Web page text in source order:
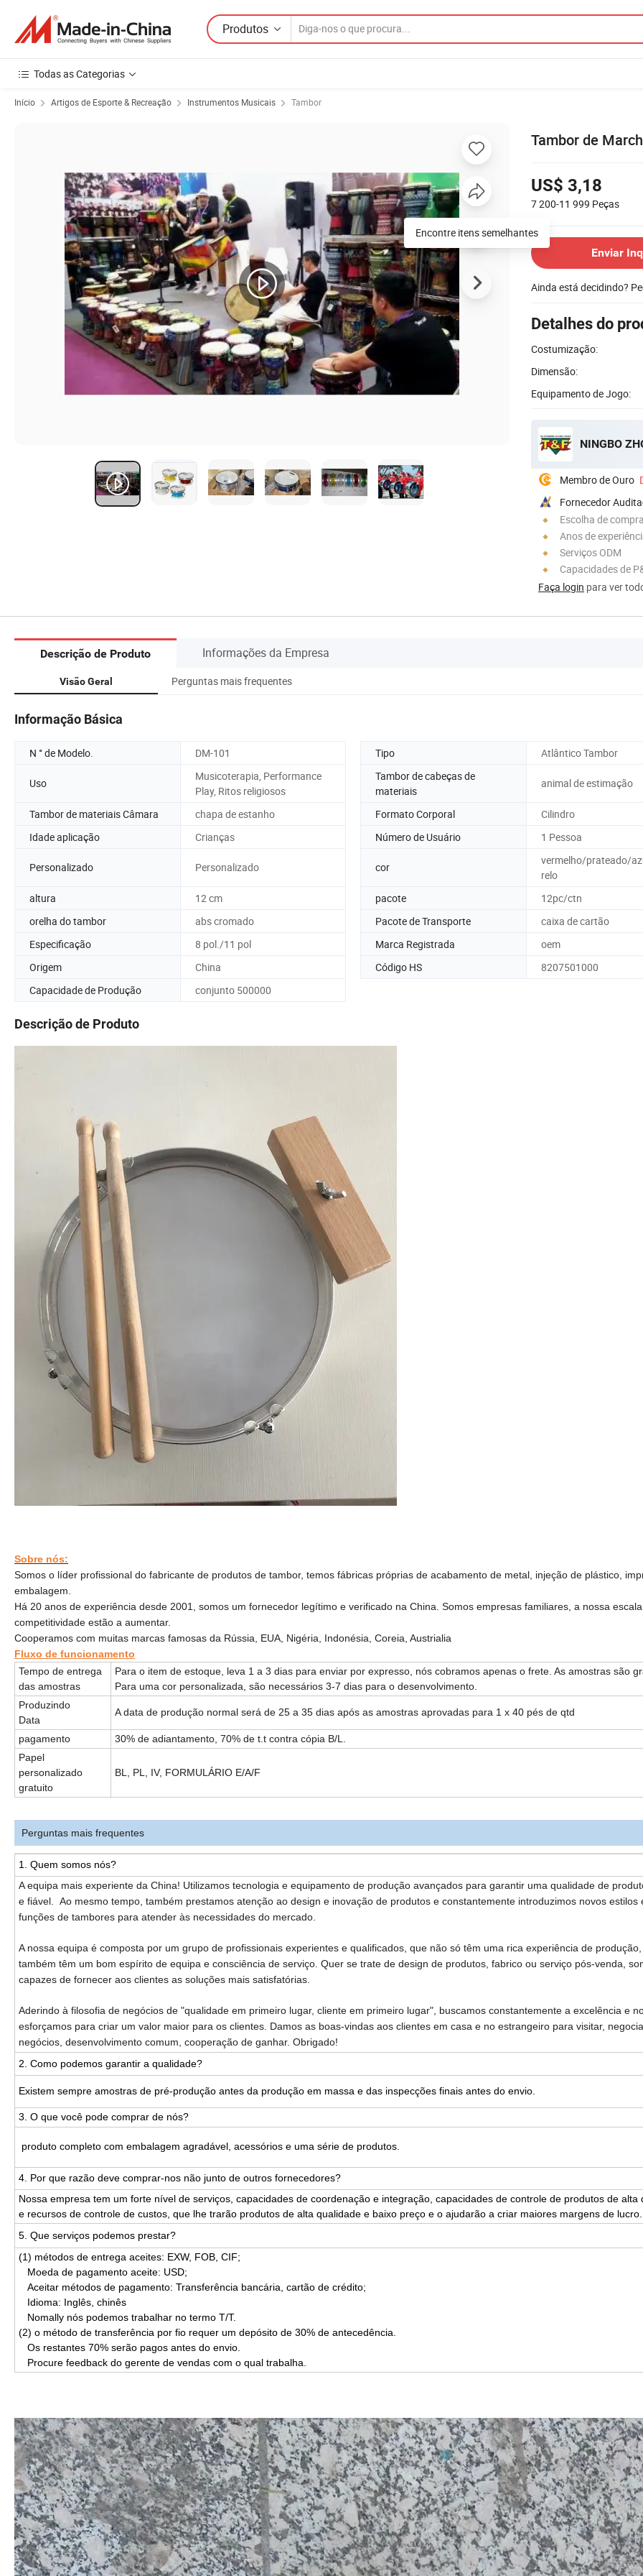
Produtos
Todas as Categorias
Início Artigos de Esporte & Recreação Instrumentos Musicais Tambor
Tambor de
US$ 3,18
7 200-11 999 Peças
Enviar
Ainda está decidindo?
Detalhes do
Costumização:
Dimensão:
Equipamento de Jogo:
NINGBO
Membro de Ouro
Fornecedor
Escolha de
Anos de
Serviços ODM
Capacidades de
Faça login para ver
Encontre itens semelhantes
Descrição de Produto Informações da Empresa
Visão Geral Perguntas mais frequentes
Informação Básica
N ° de Modelo. DM-101 Tipo Atlântico Tambor
Uso
Musicoterapia, Performance
Play, Ritos religiosos
Tambor de cabeças de
materiais
animal de estimação
Tambor de materiais Câmara chapa de estanho Formato Corporal
Cilindro
Idade aplicação
Crianças Número de Usuário 1 Pessoa
Personalizado Personalizado cor
vermelho/prateado/
relo
altura
12 cm pacote
12pc/ctn
orelha do tambor
abs cromado Pacote de Transporte
caixa de cartão
Especificação
8 pol./11 pol Marca Registrada
oem
Origem
China Código HS
8207501000
Capacidade de Produção
conjunto 500000
Descrição de Produto
Sobre nós:
Somos o líder profissional do fabricante de produtos de tambor, temos fábricas próprias de acabamento de metal, injeção de plástico,
embalagem.
Há 20 anos de experiência desde 2001, somos um fornecedor legítimo e verificado na China. Somos empresas familiares, a nossa
competitividade estão a aumentar.
Cooperamos com muitas marcas famosas da Rússia, EUA, Nigéria, Indonésia, Coreia, Austrialia
Fluxo de funcionamento
Tempo de entrega
das amostras
Para o item de estoque, leva 1 a 3 dias para enviar por expresso, nós cobramos apenas o frete. As amostras são
Para uma cor personalizada, são necessários 3-7 dias para o desenvolvimento.
Produzindo
Data
A data de produção normal será de 25 a 35 dias após as amostras aprovadas para 1 x 40 pés de qtd
pagamento
30% de adiantamento, 70% de t.t contra cópia B/L.
Papel
personalizado
gratuito
BL, PL, IV, FORMULÁRIO E/A/F
Perguntas mais frequentes
1. Quem somos nós?
A equipa mais experiente da China! Utilizamos tecnologia e equipamento de produção avançados para garantir uma qualidade de
e fiável. Ao mesmo tempo, também prestamos atenção ao design e inovação de produtos e constantemente introduzimos novos estilos
funções de tambores para atender às necessidades do mercado.
A nossa equipa é composta por um grupo de profissionais experientes e qualificados, que não só têm uma rica experiência de
também têm um bom espírito de equipa e consciência de serviço. Quer se trate de design de produtos, fabrico ou serviço pós-venda,
capazes de fornecer aos clientes as soluções mais satisfatórias.
Aderindo à filosofia de negócios de "qualidade em primeiro lugar, cliente em primeiro lugar", buscamos constantemente a excelência e
esforçamos para criar um valor maior para os clientes. Damos as boas-vindas aos clientes em casa e no estrangeiro para visitar,
negócios, desenvolvimento comum, cooperação de ganhar. Obrigado!
2. Como podemos garantir a qualidade?
Existem sempre amostras de pré-produção antes da produção em massa e das inspecções finais antes do envio.
3. O que você pode comprar de nós?
produto completo com embalagem agradável, acessórios e uma série de produtos.
4. Por que razão deve comprar-nos não junto de outros fornecedores?
Nossa empresa tem um forte nível de serviços, capacidades de coordenação e integração, capacidades de controle de produtos de alta
e recursos de controle de custos, que lhe trarão produtos de alta qualidade e baixo preço e o ajudarão a criar maiores margens de lucro.
5. Que serviços podemos prestar?
(1) métodos de entrega aceites: EXW, FOB, CIF;
Moeda de pagamento aceite: USD;
Aceitar métodos de pagamento: Transferência bancária, cartão de crédito;
Idioma: Inglês, chinês
Nomally nós podemos trabalhar no termo T/T.
(2) o método de transferência por fio requer um depósito de 30% de antecedência.
Os restantes 70% serão pagos antes do envio.
Procure feedback do gerente de vendas com o qual trabalha.